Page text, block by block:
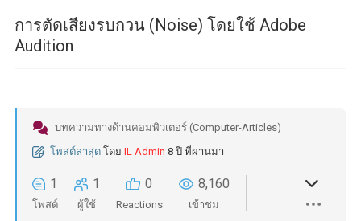
การตัดเสียงรบกวน (Noise) โดยใช้ Adobe
Audition
บทความทางด้านคอมพิวเตอร์ (Computer-Articles)
โพสต์ล่าสุด โดย IL Admin 8 ปี ที่ผ่านมา
1
โพสต์
1
ผู้ใช้
0
Reactions
8,160
เข้าชม